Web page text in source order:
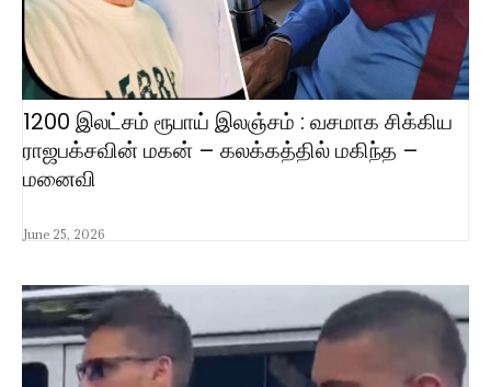
1200 இலட்சம் ரூபாய் இலஞ்சம் : வசமாக சிக்கிய
ராஜபக்சவின் மகன் – கலக்கத்தில் மகிந்த –
மனைவி
June 25, 2026